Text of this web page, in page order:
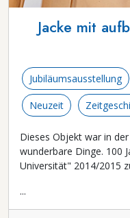
Jacke mit
Jubiläumsausstellung
Neuzeit
Dieses Objekt war in
wunderbare Dinge. 100
Universität" 2014/2015
...